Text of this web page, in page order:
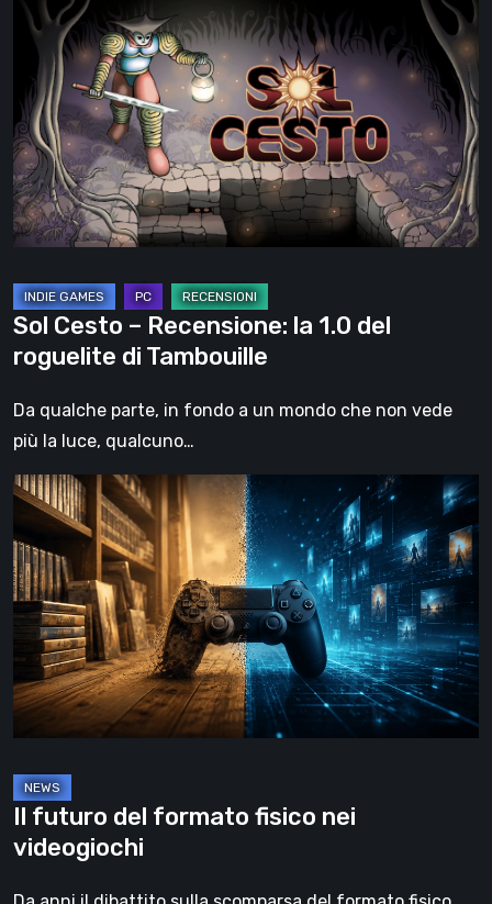
Cesto
Recensione:
la
1.0
del
roguelite
di
Sol Cesto – Recensione: la 1.0 del
roguelite di Tambouille
Da qualche parte, in fondo a un mondo che non vede
più la luce, qualcuno…
Il
futuro
del
formato
fisico
videogiochi
Il futuro del formato fisico nei
videogiochi